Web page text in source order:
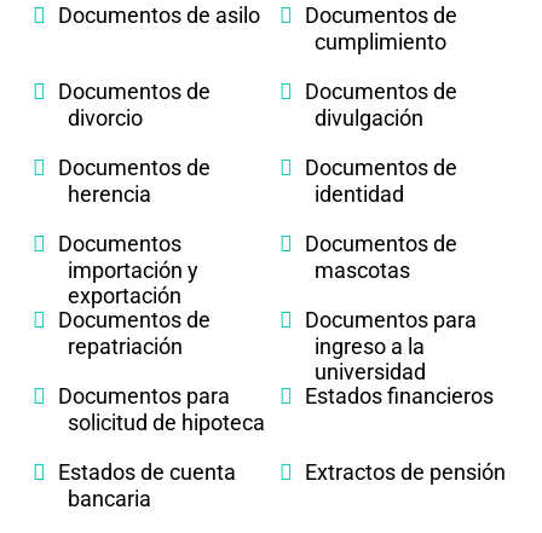
Documentos de asilo
Documentos de
cumplimiento
Documentos de
divorcio
Documentos de
divulgación
Documentos de
herencia
Documentos de
identidad
Documentos
importación y
exportación
Documentos de
mascotas
Documentos de
repatriación
Documentos para
ingreso a la
universidad
Documentos para
solicitud de hipoteca
Estados financieros
Estados de cuenta
bancaria
Extractos de pensión